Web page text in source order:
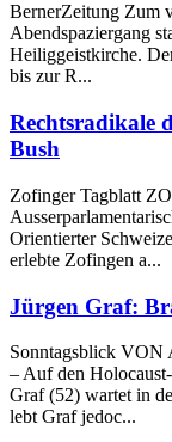
BernerZeitung Zum
Abendspaziergang
Heiliggeistkirche.
bis zur R...
Rechtsradikale
Bush
Zofinger Tagblatt
Orientierter
erlebte Zofingen a...
Jürgen Graf:
Sonntagsblick
– Auf den
Graf (52) wartet in
lebt Graf jedoc...